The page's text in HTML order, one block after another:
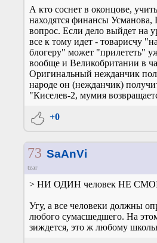
А кто соснет в оконцове,
находятся финансы
вопрос. Если дело выйдет на
все к тому идет - товарисчу
блогеру" может "прилететь"
вообще и Великобритании в
Оригинальный нежданчик
народе он (нежданчик)
"Киселев-2, мумия
+0
73 SaAnVi
tzar
> НИ ОДИН человек НЕ СМОГ
Угу, а все человеки должны
любого сумасшедшего. На
зиждется, это ж любому